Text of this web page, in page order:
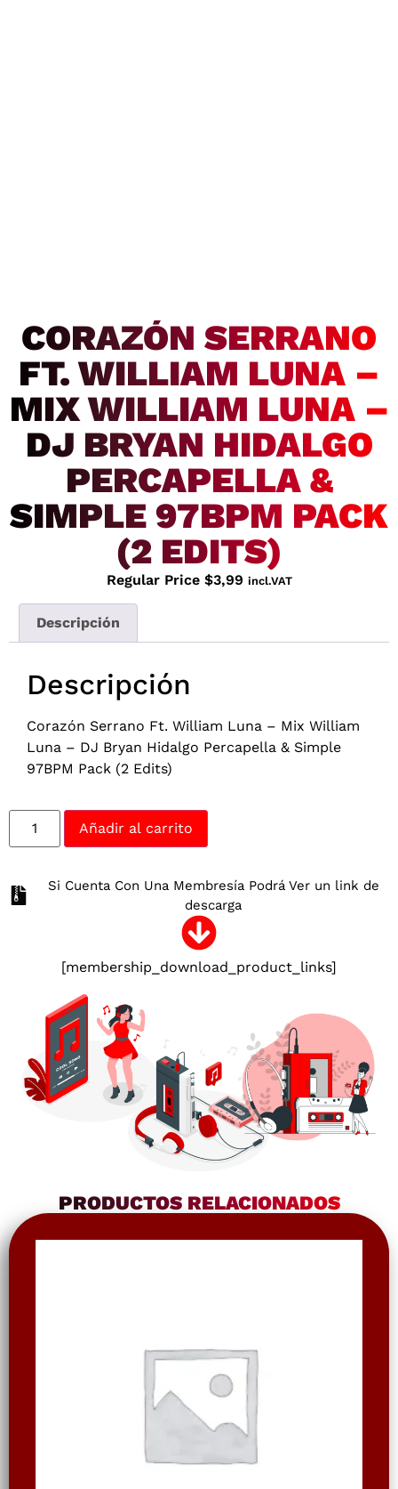
CORAZÓN SERRANO
FT. WILLIAM LUNA –
MIX WILLIAM LUNA –
DJ BRYAN HIDALGO
PERCAPELLA &
SIMPLE 97BPM PACK
(2 EDITS)
Regular Price $3,99 incl.VAT
Descripción
Descripción
Corazón Serrano Ft. William Luna – Mix William
Luna – DJ Bryan Hidalgo Percapella & Simple
97BPM Pack (2 Edits)
Añadir al carrito
Si Cuenta Con Una Membresía Podrá Ver un link de
descarga
[membership_download_product_links]
PRODUCTOS RELACIONADOS